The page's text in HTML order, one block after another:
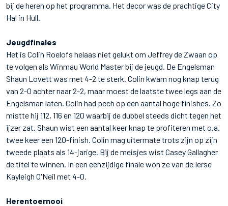
bij de heren op het programma. Het decor was de prachtige City
Hal in Hull.
Jeugdfinales
Het is Colin Roelofs helaas niet gelukt om Jeffrey de Zwaan op
te volgen als Winmau World Master bij de jeugd. De Engelsman
Shaun Lovett was met 4-2 te sterk. Colin kwam nog knap terug
van 2-0 achter naar 2-2, maar moest de laatste twee legs aan de
Engelsman laten. Colin had pech op een aantal hoge finishes. Zo
mistte hij 112, 116 en 120 waarbij de dubbel steeds dicht tegen het
ijzer zat. Shaun wist een aantal keer knap te profiteren met o.a.
twee keer een 120-finish. Colin mag uitermate trots zijn op zijn
tweede plaats als 14-jarige. Bij de meisjes wist Casey Gallagher
de titel te winnen. In een eenzijdige finale won ze van de Ierse
Kayleigh O'Neil met 4-0.
Herentoernooi